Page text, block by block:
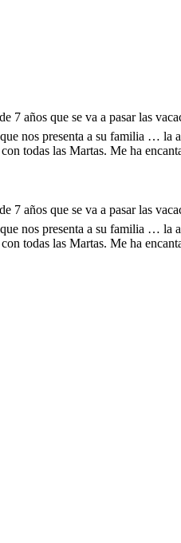
años que se va a pasar las
nos presenta a su familia … la
todas las Martas. Me ha
años que se va a pasar las
nos presenta a su familia … la
todas las Martas. Me ha